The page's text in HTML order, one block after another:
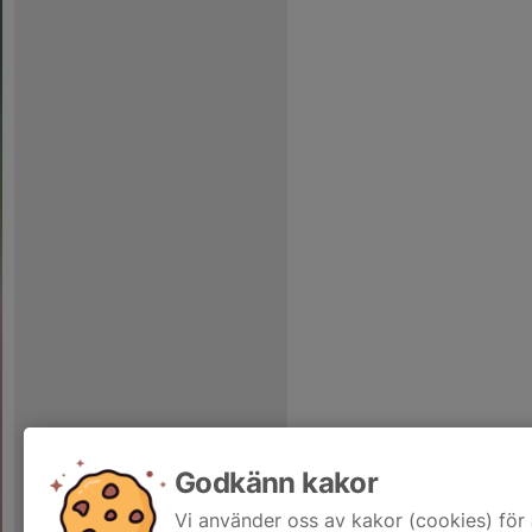
Godkänn kakor
Vi använder oss av kakor (cookies)